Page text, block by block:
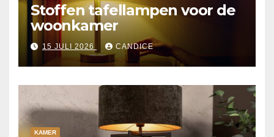
Stoffen tafellampen voor de
woonkamer
15 JULI 2026 CANDICE
KAMER